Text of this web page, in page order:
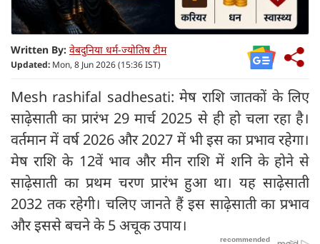
Written By: वेबदुनिया धर्म-ज्योतिष टीम
Updated: Mon, 8 Jun 2026 (15:36 IST)
Mesh rashifal sadhesati: मेष राशि जातकों के लिए
साढ़ेसाती का प्रारंभ 29 मार्च 2025 से ही हो चला रहा है।
वर्तमान में वर्ष 2026 और 2027 में भी इस का प्रभाव रहेगा।
मेष राशि के 12वें भाव और मीन राशि में शनि के होने से
साढ़ेसाती का प्रथम चरण प्रारंभ हुआ था। यह साढ़ेसाती
2032 तक रहेगी। चलिए जानते हैं इस साढ़ेसाती का प्रभाव
और इससे बचने के 5 अचूक उपाय।